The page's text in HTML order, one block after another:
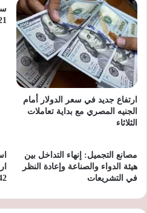
ارتفاع جديد في سعر الدولار أمام
الجنيه المصري مع بداية تعاملات
الثلاثاء
2021
مصانع التجميل: إنهاء التداخل بين
هيئة الدواء والصناعة وإعادة النظر
في التشريعات
42